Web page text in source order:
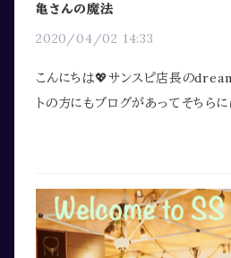
亀さんの魔法
2020/04/02 14:33
こんにちは💖サンスピ店長の
トの方にもブログがあってそち
点である海外フェスに参加した時